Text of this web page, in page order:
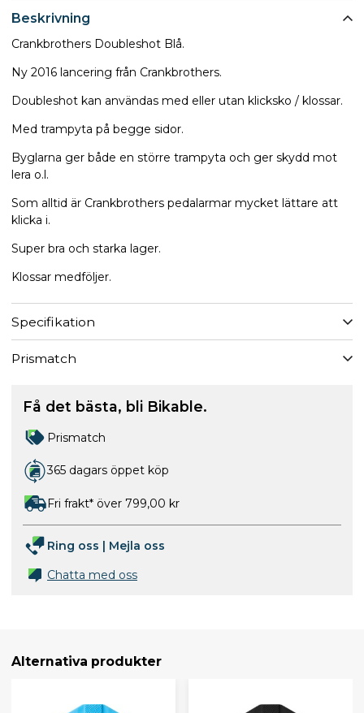
Beskrivning
Crankbrothers Doubleshot Blå.
Ny 2016 lancering från Crankbrothers.
Doubleshot kan användas med eller utan klicksko / klossar.
Med trampyta på begge sidor.
Byglarna ger både en större trampyta och ger skydd mot
lera o.l.
Som alltid är Crankbrothers pedalarmar mycket lättare att
klicka i.
Super bra och starka lager.
Klossar medföljer.
Specifikation
Prismatch
Få det bästa, bli Bikable.
Prismatch
365 dagars öppet köp
Fri frakt* över 799,00 kr
Ring oss | Mejla oss
Chatta med oss
Alternativa produkter